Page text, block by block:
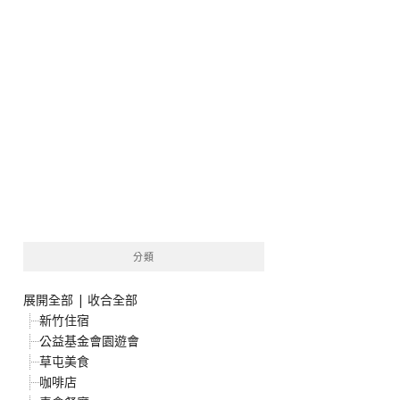
分類
展開全部 | 收合全部
新竹住宿
公益基金會園遊會
草屯美食
咖啡店